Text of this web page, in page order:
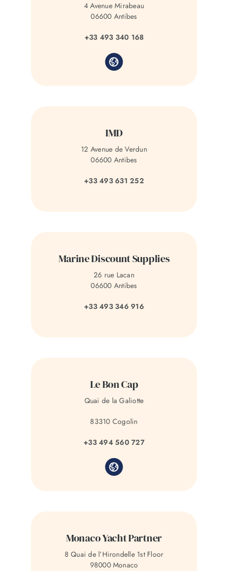
4 Avenue Mirabeau
06600 Antibes
+33 493 340 168
IMD
12 Avenue de Verdun
06600 Antibes
+33 493 631 252
Marine Discount Supplies
26 rue Lacan
06600 Antibes
+33 493 346 916
Le Bon Cap
Quai de la Galiotte
83310 Cogolin
+33 494 560 727
Monaco Yacht Partner
8 Quai de l’Hirondelle 1st Floor
98000 Monaco